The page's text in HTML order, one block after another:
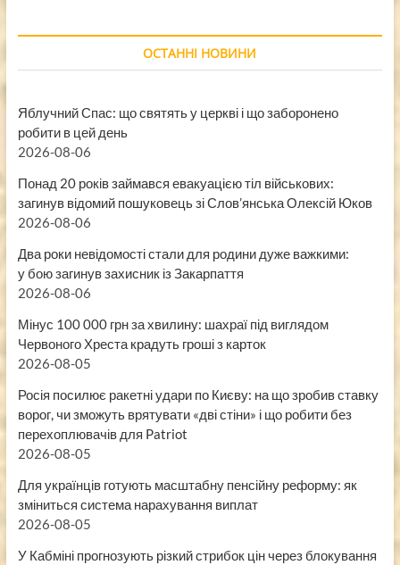
ОСТАННІ НОВИНИ
Яблучний Спас: що святять у церкві і що заборонено
робити в цей день
2026-08-06
Понад 20 років займався евакуацією тіл військових:
загинув відомий пошуковець зі Слов’янська Олексій Юков
2026-08-06
Два роки невідомості стали для родини дуже важкими:
у бою загинув захисник із Закарпаття
2026-08-06
Мінус 100 000 грн за хвилину: шахраї під виглядом
Червоного Хреста крадуть гроші з карток
2026-08-05
Росія посилює ракетні удари по Києву: на що зробив ставку
ворог, чи зможуть врятувати «дві стіни» і що робити без
перехоплювачів для Patriot
2026-08-05
Для українців готують масштабну пенсійну реформу: як
зміниться система нарахування виплат
2026-08-05
У Кабміні прогнозують різкий стрибок цін через блокування